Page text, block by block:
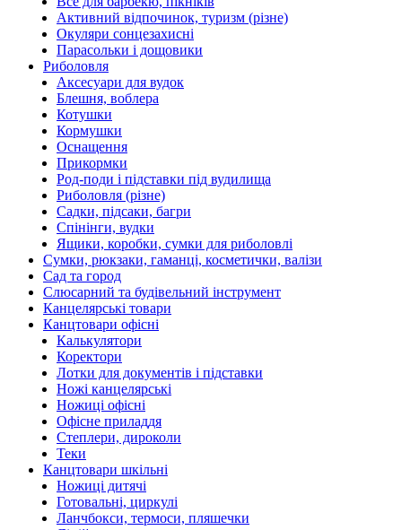
Активний відпочинок, туризм (різне)
Окуляри сонцезахисні
Парасольки і дощовики
Риболовля
Аксесуари для вудок
Блешня, воблера
Котушки
Кормушки
Оснащення
Прикормки
Род-поди і підставки під вудилища
Риболовля (різне)
Садки, підсаки, багри
Спінінги, вудки
Ящики, коробки, сумки для риболовлі
Сумки, рюкзаки, гаманці, косметички, валізи
Сад та город
Слюсарний та будівельний інструмент
Канцелярські товари
Канцтовари офісні
Калькулятори
Коректори
Лотки для документів і підставки
Ножі канцелярські
Ножиці офісні
Офісне приладдя
Степлери, дироколи
Теки
Канцтовари шкільні
Ножиці дитячі
Готовальні, циркулі
Ланчбокси, термоси, пляшечки